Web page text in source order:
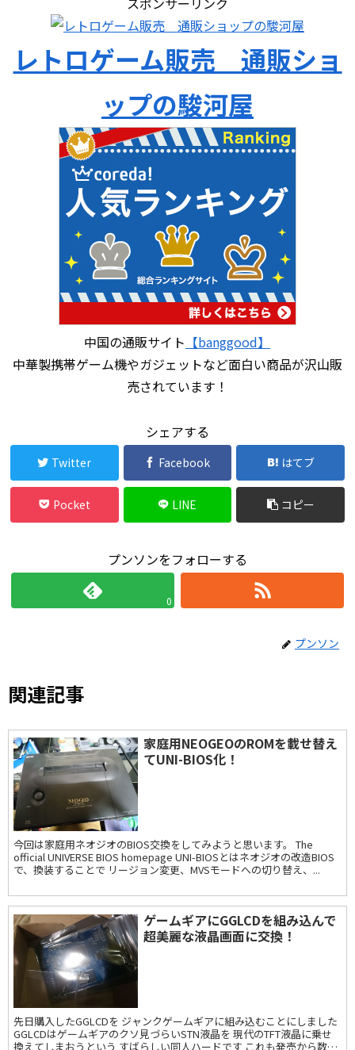
レトロゲーム販売 通販ショ
ップの駿河屋
中国の通販サイト 【banggood】
中華製携帯ゲーム機やガジェットなど面白い商品が沢山販
売されています！
シェアする
Twitter Facebook はてブ
Pocket LINE コピー
プンソンをフォローする
0
プンソン
関連記事
家庭用NEOGEOのROMを載せ替え
てUNI-BIOS化！
今回は家庭用ネオジオのBIOS交換をしてみようと思います。 The
official UNIVERSE BIOS homepage UNI-BIOSとはネオジオの改造BIOS
で、換装することで リージョン変更、MVSモードへの切り替え、...
ゲームギアにGGLCDを組み込んで
超美麗な液晶画面に交換！
先日購入したGGLCDを ジャンクゲームギアに組み込むことにしました
GGLCDはゲームギアのクソ見づらいSTN液晶を 現代のTFT液晶に乗せ
換えてしまおうという すばらしい同人ハードです これも発売から数年